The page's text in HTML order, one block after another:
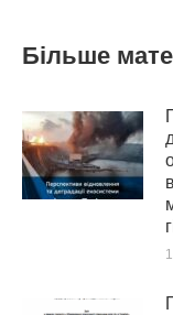
Більше